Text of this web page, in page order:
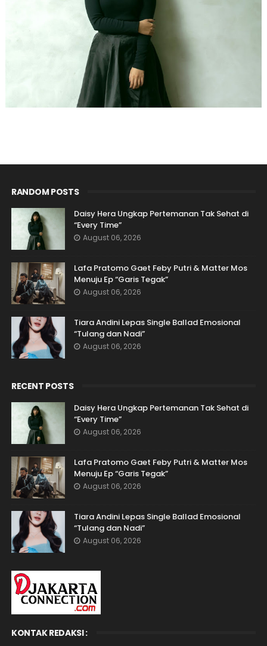
RANDOM POSTS
Daisy Hera Ungkap Pertemanan Tak Sehat di
“Every Time”
August 06, 2026
Lafa Pratomo Gaet Feby Putri & Matter Mos
Menuju Ep “Garis Tegak”
August 06, 2026
Tiara Andini Lepas Single Ballad Emosional
“Tulang dan Nadi”
August 06, 2026
RECENT POSTS
Daisy Hera Ungkap Pertemanan Tak Sehat di
“Every Time”
August 06, 2026
Lafa Pratomo Gaet Feby Putri & Matter Mos
Menuju Ep “Garis Tegak”
August 06, 2026
Tiara Andini Lepas Single Ballad Emosional
“Tulang dan Nadi”
August 06, 2026
KONTAK REDAKSI :